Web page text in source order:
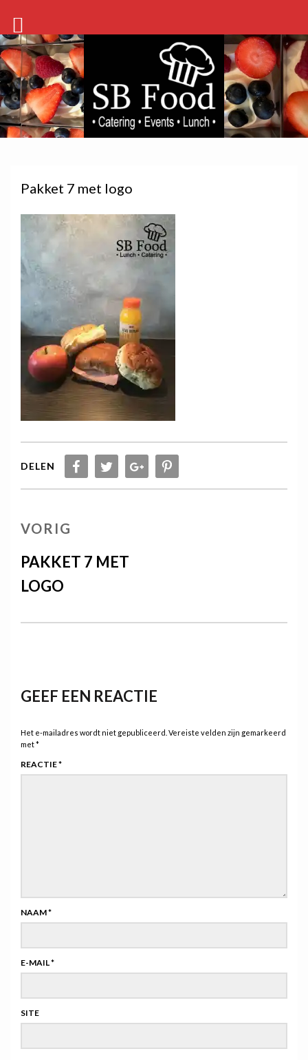
Pakket 7 met logo
DELEN
VORIG
VORIG
PAKKET 7 MET
LOGO
GEEF EEN REACTIE
Het e-mailadres wordt niet gepubliceerd. Vereiste velden zijn gemarkeerd
met*
REACTIE*
NAAM*
E-MAIL*
SITE